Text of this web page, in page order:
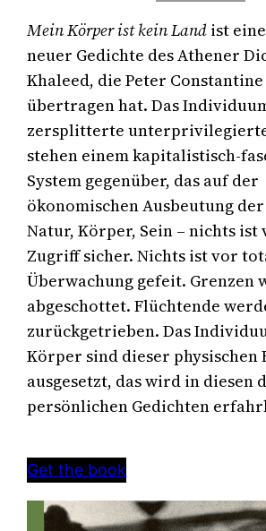
Mein Körper ist kein Land ist
neuer Gedichte des Athener
Khaleed, die Peter
übertragen hat. Das
zersplitterte
stehen einem kapitalistisch-
System gegenüber, das auf der
ökonomischen Ausbeutung
Natur, Körper, Sein – nichts ist
Zugriff sicher. Nichts ist vor
Überwachung gefeit. Grenzen
abgeschottet. Flüchtende
zurückgetrieben. Das
Körper sind dieser physischen
ausgesetzt, das wird in diesen
persönlichen Gedichten
Get the book